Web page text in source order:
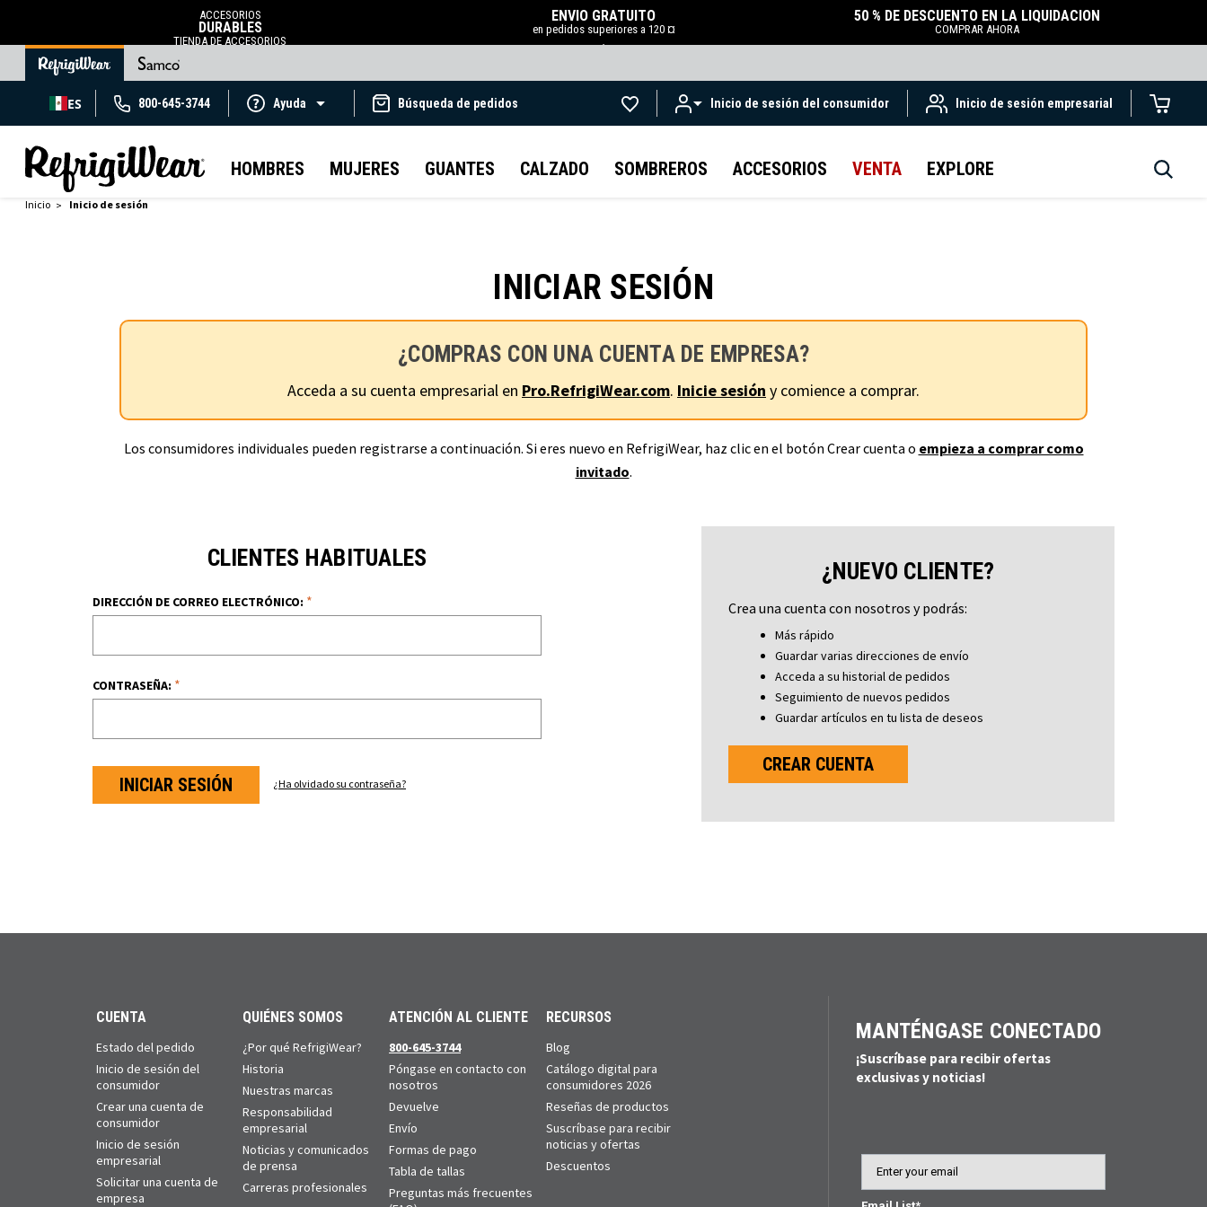
ACCESORIOS
DURABLES
TIENDA DE ACCESORIOS
ENVÍO GRATUITO
en pedidos superiores a 120 ¤
.
50 % DE DESCUENTO EN LA LIQUIDACIÓN
COMPRAR AHORA
ES 800-645-3744 Ayuda Búsqueda de pedidos Inicio de sesión del consumidor Inicio de sesión empresarial
HOMBRES MUJERES GUANTES CALZADO SOMBREROS ACCESORIOS VENTA EXPLORE
Inicio Inicio de sesión
INICIAR SESIÓN
¿COMPRAS CON UNA CUENTA DE EMPRESA?
Acceda a su cuenta empresarial en Pro.RefrigiWear.com. Inicie sesión y comience a comprar.
Los consumidores individuales pueden registrarse a continuación. Si eres nuevo en RefrigiWear, haz clic en el botón Crear cuenta o empieza a comprar como
invitado.
CLIENTES HABITUALES
DIRECCIÓN DE CORREO ELECTRÓNICO: *
CONTRASEÑA: *
¿Ha olvidado su contraseña?
¿NUEVO CLIENTE?
Crea una cuenta con nosotros y podrás:
Más rápido
Guardar varias direcciones de envío
Acceda a su historial de pedidos
Seguimiento de nuevos pedidos
Guardar artículos en tu lista de deseos
CREAR CUENTA
CUENTA
Estado del pedido
Inicio de sesión del
consumidor
Crear una cuenta de
consumidor
Inicio de sesión
empresarial
Solicitar una cuenta de
empresa
QUIÉNES SOMOS
¿Por qué RefrigiWear?
Historia
Nuestras marcas
Responsabilidad
empresarial
Noticias y comunicados
de prensa
Carreras profesionales
ATENCIÓN AL CLIENTE
800-645-3744
Póngase en contacto con
nosotros
Devuelve
Envío
Formas de pago
Tabla de tallas
Preguntas más frecuentes
RECURSOS
Blog
Catálogo digital para
consumidores 2026
Reseñas de productos
Suscríbase para recibir
noticias y ofertas
Descuentos
MANTÉNGASE CONECTADO
¡Suscríbase para recibir ofertas
exclusivas y noticias!